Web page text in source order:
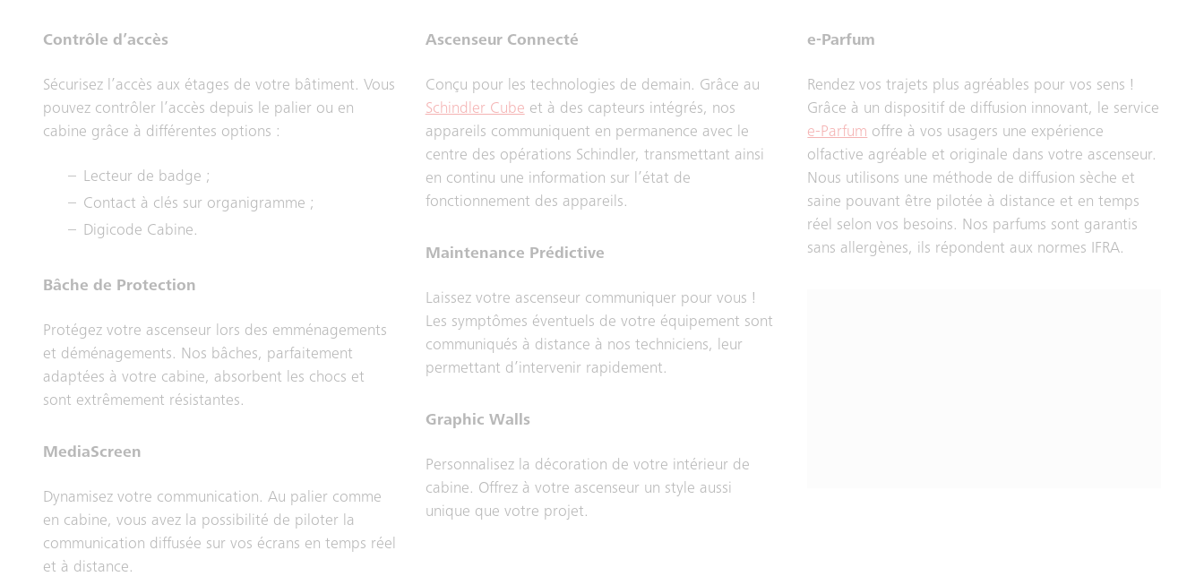
Contrôle d’accès
Sécurisez l’accès aux étages de votre bâtiment. Vous
pouvez contrôler l’accès depuis le palier ou en
cabine grâce à différentes options :
Lecteur de badge ;
Contact à clés sur organigramme ;
Digicode Cabine.
Bâche de Protection
Protégez votre ascenseur lors des emménagements
et déménagements. Nos bâches, parfaitement
adaptées à votre cabine, absorbent les chocs et
sont extrêmement résistantes.
MediaScreen
Dynamisez votre communication. Au palier comme
en cabine, vous avez la possibilité de piloter la
communication diffusée sur vos écrans en temps réel
et à distance.
Ascenseur Connecté
Conçu pour les technologies de demain. Grâce au
Schindler Cube et à des capteurs intégrés, nos
appareils communiquent en permanence avec le
centre des opérations Schindler, transmettant ainsi
en continu une information sur l’état de
fonctionnement des appareils.
Maintenance Prédictive
Laissez votre ascenseur communiquer pour vous !
Les symptômes éventuels de votre équipement sont
communiqués à distance à nos techniciens, leur
permettant d’intervenir rapidement.
Graphic Walls
Personnalisez la décoration de votre intérieur de
cabine. Offrez à votre ascenseur un style aussi
unique que votre projet.
e-Parfum
Rendez vos trajets plus agréables pour vos sens !
Grâce à un dispositif de diffusion innovant, le service
e-Parfum offre à vos usagers une expérience
olfactive agréable et originale dans votre ascenseur.
Nous utilisons une méthode de diffusion sèche et
saine pouvant être pilotée à distance et en temps
réel selon vos besoins. Nos parfums sont garantis
sans allergènes, ils répondent aux normes IFRA.